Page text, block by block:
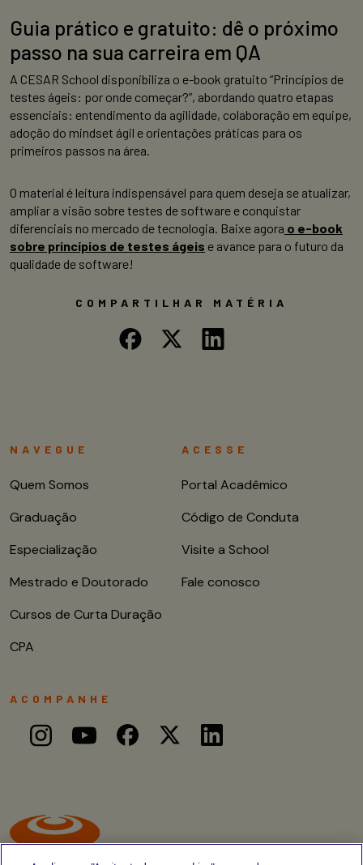
Guia prático e gratuito: dê o próximo
passo na sua carreira em QA
A CESAR School disponibiliza o e-book gratuito “Princípios de
testes ágeis: por onde começar?”, abordando quatro etapas
essenciais: entendimento da agilidade, colaboração em equipe,
adoção do mindset ágil e orientações práticas para os
primeiros passos na área.
O material é leitura indispensável para quem deseja se atualizar,
ampliar a visão sobre testes de software e conquistar
diferenciais no mercado de tecnologia. Baixe agora o e-book
sobre princípios de testes ágeis e avance para o futuro da
qualidade de software!
COMPARTILHAR MATÉRIA
NAVEGUE
Quem Somos
Graduação
Especialização
Mestrado e Doutorado
Cursos de Curta Duração
CPA
ACESSE
Portal Acadêmico
Código de Conduta
Visite a School
Fale conosco
ACOMPANHE